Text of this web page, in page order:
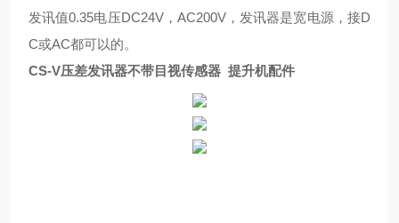
发讯值0.35电压DC24V，AC200V，发讯器是宽电源，接D
C或AC都可以的。
CS-V压差发讯器不带目视传感器 提升机配件